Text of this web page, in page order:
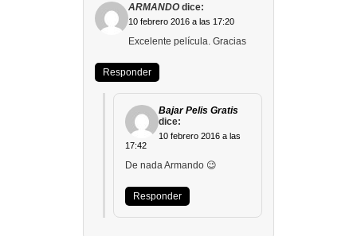
ARMANDO dice:
10 febrero 2016 a las 17:20
Excelente película. Gracias
Responder
Bajar Pelis Gratis
dice:
10 febrero 2016 a las
17:42
De nada Armando 😉
Responder